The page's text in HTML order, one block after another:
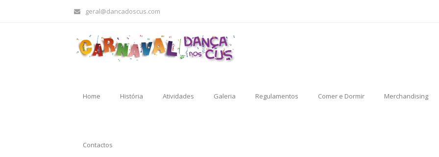
geral@dancadoscus.com
Home História Atividades Galeria Regulamentos Comer e Dormir Merchandising
Contactos